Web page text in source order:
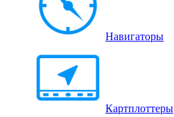
Навигаторы
Картплоттеры